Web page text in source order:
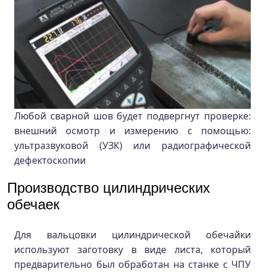
Любой сварной шов будет подвергнут проверке:
внешний осмотр и измерению с помощью:
ультразвуковой (УЗК) или радиографической
дефектоскопии
Производство цилиндрических
обечаек
Для вальцовки цилиндрической обечайки
используют заготовку в виде листа, который
предварительно был обработан на станке с ЧПУ